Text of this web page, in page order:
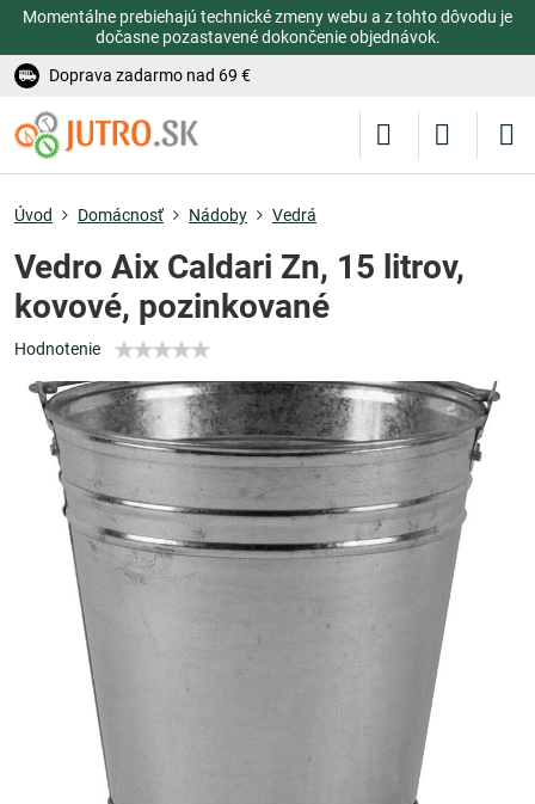
Momentálne prebiehajú technické zmeny webu a z tohto dôvodu je
dočasne pozastavené dokončenie objednávok.
Doprava zadarmo nad 69 €
Úvod Domácnosť Nádoby Vedrá
Vedro Aix Caldari Zn, 15 litrov,
kovové, pozinkované
Hodnotenie